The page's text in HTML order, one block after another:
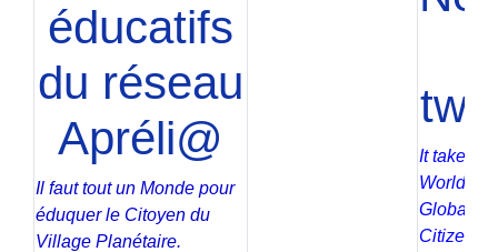
éducatifs
du réseau
Apréli@
Il faut tout un Monde pour
éduquer le Citoyen du
Village Planétaire.
It takes a
World to
Global
Citizen.